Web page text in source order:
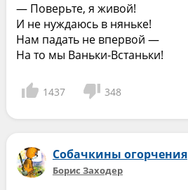
— Поверьте, я живой!
И не нуждаюсь в няньке!
Нам падать не впервой —
На то мы Ваньки-Встаньки!
1437 348
Собачкины огорчения
Борис Заходер